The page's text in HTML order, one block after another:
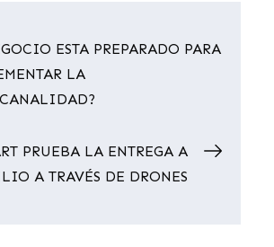
ESTA PREPARADO PARA
LA
PRUEBA LA ENTREGA A
A TRAVÉS DE DRONES